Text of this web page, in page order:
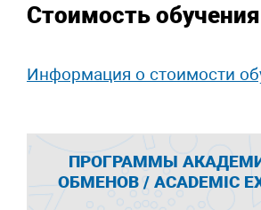
Стоимость обучения
Информация о стоимости
ПРОГРАММЫ
ОБМЕНОВ / ACADEMIC